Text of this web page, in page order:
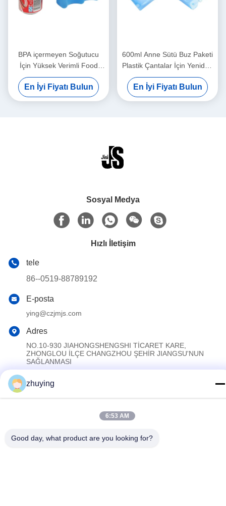
BPA içermeyen Soğutucu
İçin Yüksek Verimli Food
Grade HDPE Jel Dolgulu Buz
Paketleri
En İyi Fiyatı Bulun
600ml Anne Sütü Buz Paketi
Plastik Çantalar İçin Yeniden
Kullanılabilir Jel Buz Blokları
En İyi Fiyatı Bulun
Sosyal Medya
Hızlı İletişim
tele
86--0519-88789192
E-posta
ying@czjmjs.com
Adres
NO.10-930 JIAHONGSHENGSHI TİCARET KARE,
ZHONGLOU İLÇE CHANGZHOU ŞEHİR JIANGSU'NUN
SAĞLANMASI
Çin iyi. Kalite Büyük Soğutucu Buz Paketleri Tedarikçi. Telif hakkı
© 2017-2026 Changzhou jisi cold chain technology Co.,ltd Hepsi.
Haklar korunmuş.
zhuying
6:53 AM
Good day, what product are you looking for?